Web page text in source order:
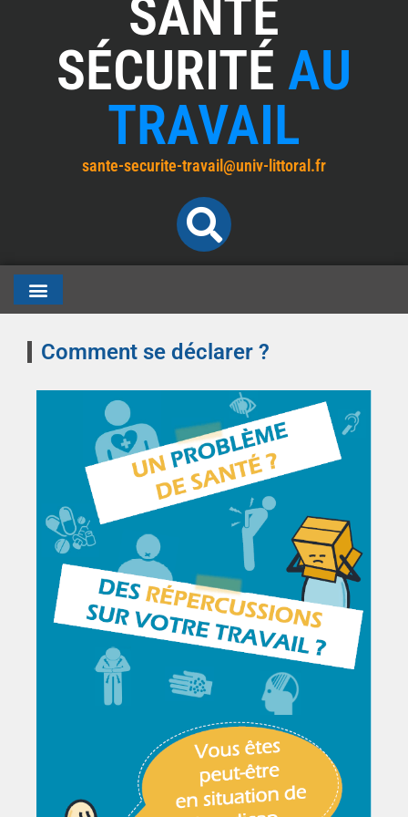
SANTÉ
SÉCURITÉ AU
TRAVAIL
sante-securite-travail@univ-littoral.fr
Comment se déclarer ?